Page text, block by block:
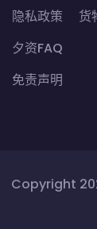
隐私政策
夕资FAQ
免责声明
货
Copyright